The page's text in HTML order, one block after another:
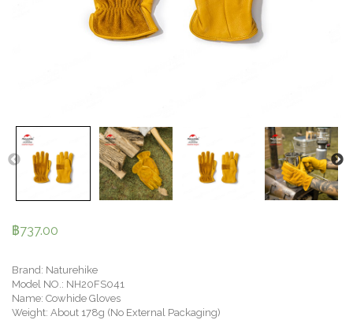
฿737.00
Brand: Naturehike
Model NO.: NH20FS041
Name: Cowhide Gloves
Weight: About 178g (No External Packaging)